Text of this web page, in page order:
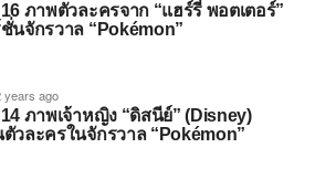
ภาพตัวละครจาก “แฮร์รี่ พอตเตอร์”
ชั่นจักรวาล “Pokémon”
years ago
ภาพเจ้าหญิง “ดิสนีย์” (Disney)
ตัวละครในจักรวาล “Pokémon”